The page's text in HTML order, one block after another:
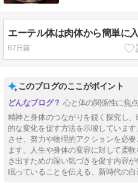
エーテル体は肉体から簡単に
67日前
このブログのここがポイント
心と体の関係性に焦
精神と身体のつながりを鋭く探究し
的な変化を促す方法を示唆していま
させ、努力や物理的アクションを必
ます。人生や身体の変容に対して柔
き出すための深い気づきを促す内容
眠っていることを伝える、新時代の自